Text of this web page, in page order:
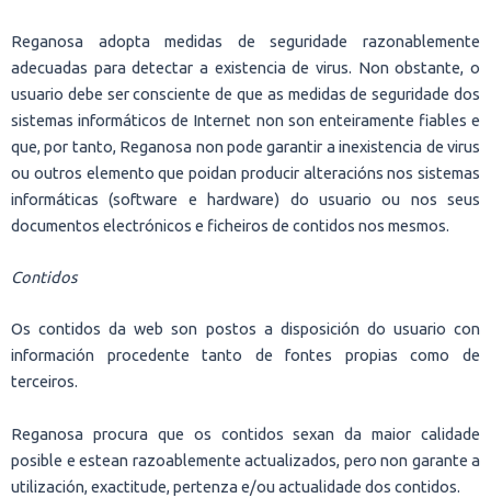
Reganosa adopta medidas de seguridade razonablemente
adecuadas para detectar a existencia de virus. Non obstante, o
usuario debe ser consciente de que as medidas de seguridade dos
sistemas informáticos de Internet non son enteiramente fiables e
que, por tanto, Reganosa non pode garantir a inexistencia de virus
ou outros elemento que poidan producir alteracións nos sistemas
informáticas (software e hardware) do usuario ou nos seus
documentos electrónicos e ficheiros de contidos nos mesmos.
Contidos
Os contidos da web son postos a disposición do usuario con
información procedente tanto de fontes propias como de
terceiros.
Reganosa procura que os contidos sexan da maior calidade
posible e estean razoablemente actualizados, pero non garante a
utilización, exactitude, pertenza e/ou actualidade dos contidos.